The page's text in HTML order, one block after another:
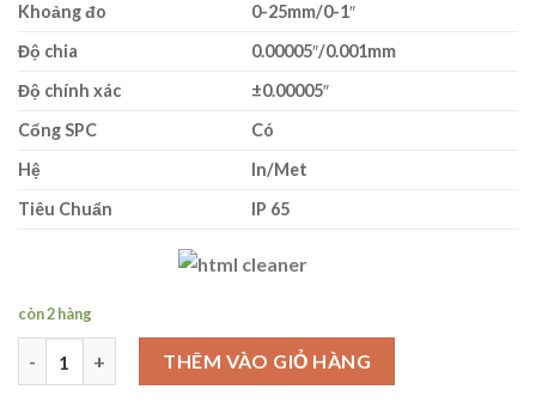
Khoảng đo
0-25mm/0-1″
Độ chia
0.00005″/0.001mm
Độ chính xác
±0.00005″
Cổng SPC
Có
Hệ
In/Met
Tiêu Chuẩn
IP 65
còn 2 hàng
Mitutoyo 293-180-30 Panme điện tử đo ngoài (0-25mm/0-1")
THÊM VÀO GIỎ HÀNG